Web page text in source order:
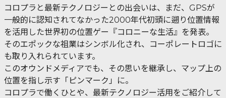
コロプラと最新テクノロジーとの出会いは、まだ、GPSが
一般的に認知されてなかった2000年代初頭に遡り位置情報
を活用した世界初の位置ゲー『コロニーな生活』を発表。
そのエポックな祖業はシンボル化され、コーポレートロゴに
も取り入れられています。
このオウンドメディアでも、その思いを継承し、マップ上の
位置を指し示す「ピンマーク」に。
コロプラで働くひとや、最新テクノロジー活用をご紹介して